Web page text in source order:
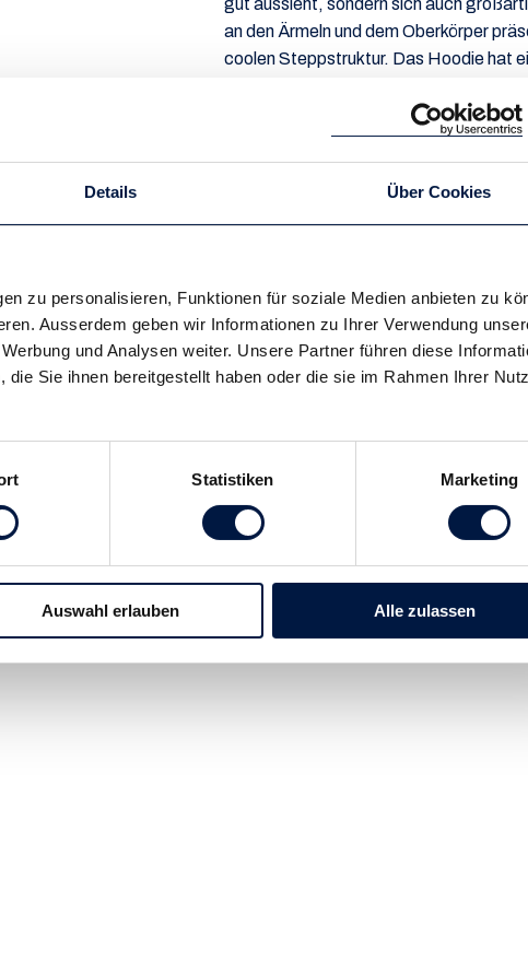
Details Über Cookies
zu personalisieren, Funktionen für soziale Medien anbieten zu
Ausserdem geben wir Informationen zu Ihrer Verwendung
und Analysen weiter. Unsere Partner führen diese
Sie ihnen bereitgestellt haben oder die sie im Rahmen Ihrer
Statistiken Marketing
Auswahl erlauben Alle zulassen
gut aussieht, sondern sich auch
an den Ärmeln und dem Oberkörper
coolen Steppstruktur. Das Hoodie hat
Die besonders bequeme Kapuze ist
befindet sich ein dickes Band. Vorne
große Kängurutasche. Mit dem
hast du dein neues Hoodie gefunden.